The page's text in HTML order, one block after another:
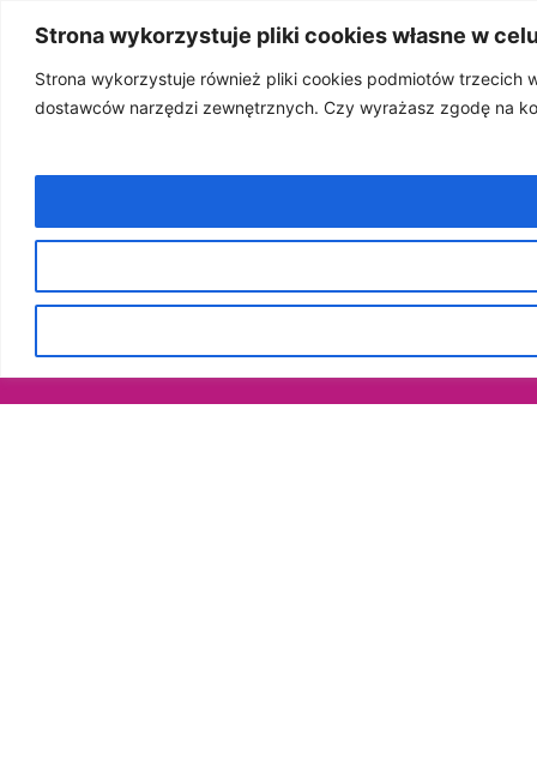
Strona wykorzystuje pliki cookies własne w
Strona wykorzystuje również pliki cookies podmiotów
dostawców narzędzi zewnętrznych. Czy wyrażasz zgodę na